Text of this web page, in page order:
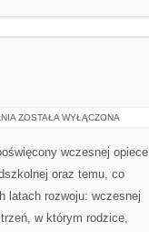
KOMUNIKACJA
ZOSTAŁA WYŁĄCZONA
wczesnej opiece
oraz temu, co
latach rozwoju: wczesnej
w którym rodzice,